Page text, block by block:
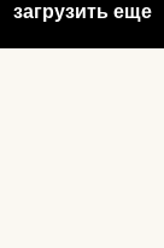
загрузить еще